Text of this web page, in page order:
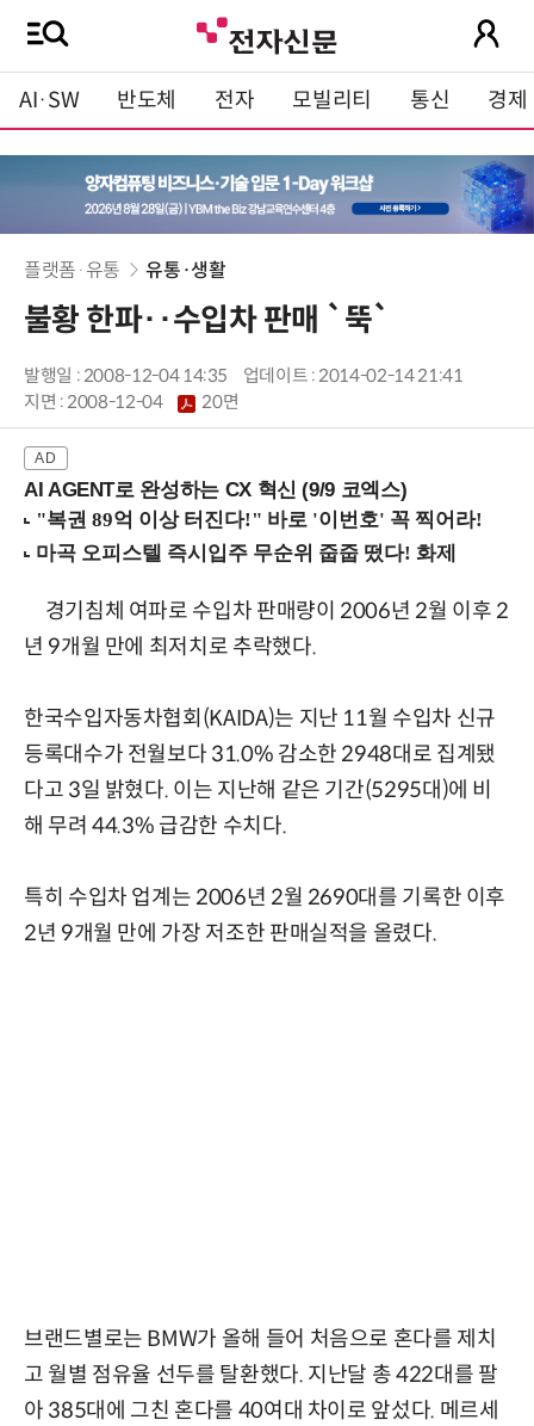
AI·SW 반도체 전자 모빌리티 통신 경제
플랫폼·유통 유통·생활
불황 한파‥수입차 판매 `뚝`
발행일 : 2008-12-04 14:35
업데이트 : 2014-02-14 21:41
지면 :2008-12-04 20면
AI AGENT로 완성하는 CX 혁신 (9/9 코엑스)
경기침체 여파로 수입차 판매량이 2006년 2월 이후 2
년 9개월 만에 최저치로 추락했다.
한국수입자동차협회(KAIDA)는 지난 11월 수입차 신규
등록대수가 전월보다 31.0% 감소한 2948대로 집계됐
다고 3일 밝혔다. 이는 지난해 같은 기간(5295대)에 비
해 무려 44.3% 급감한 수치다.
특히 수입차 업계는 2006년 2월 2690대를 기록한 이후
2년 9개월 만에 가장 저조한 판매실적을 올렸다.
브랜드별로는 BMW가 올해 들어 처음으로 혼다를 제치
고 월별 점유율 선두를 탈환했다. 지난달 총 422대를 팔
아 385대에 그친 혼다를 40여대 차이로 앞섰다. 메르세